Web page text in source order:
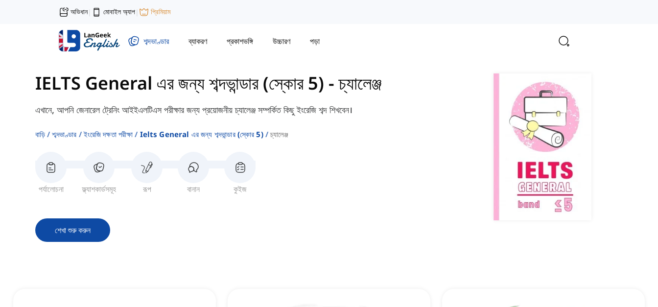
অভিধান| মোবাইল অ্যাপ| প্রিমিয়াম
শব্দভাণ্ডার ব্যাকরণ প্রকাশভঙ্গি উচ্চারণ পড়া
IELTS General এর জন্য শব্দভান্ডার (স্কোর 5) -চ্যালেঞ্জ
এখানে, আপনি জেনারেল ট্রেনিং আইইএলটিএস পরীক্ষার জন্য প্রয়োজনীয় চ্যালেঞ্জ সম্পর্কিত কিছু ইংরেজি শব্দ শিখবেন।
বাড়ি শব্দভাণ্ডার ইংরেজি দক্ষতা পরীক্ষা Ielts General এর জন্য শব্দভান্ডার (স্কোর 5) চ্যালেঞ্জ
পর্যালোচনা ফ্ল্যাশকার্ডসমূহ রূপ বানান কুইজ
শেখা শুরু করুন